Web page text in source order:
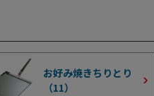
お好み焼きちりとり
（11）